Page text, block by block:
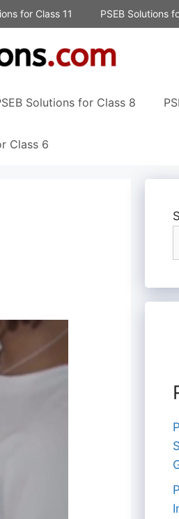
for Class 11 PSEB Solutions
Solutions for Class 8
Class 6